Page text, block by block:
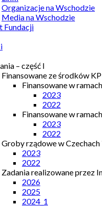
Organizacje na Wschodzie
Media na Wschodzie
Fundacji
– część I
Finansowane ze środków
Finansowane w
2023
2022
Finansowane w
2023
2022
Groby rządowe w
2023
2022
Zadania realizowane przez
2026
2025
2024_1